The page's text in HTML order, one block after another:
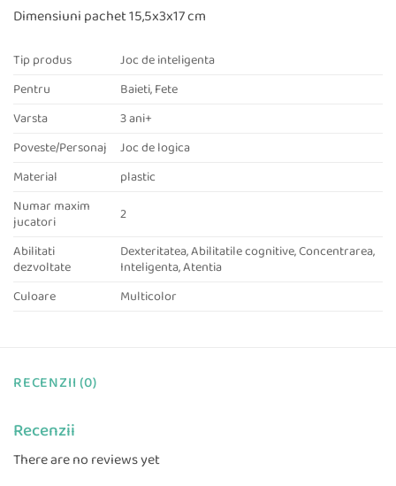
Dimensiuni pachet 15,5x3x17 cm
Tip produs
Joc de inteligenta
Pentru
Baieti, Fete
Varsta
3 ani+
Poveste/Personaj
Joc de logica
Material
plastic
Numar maxim
jucatori
2
Abilitati
dezvoltate
Dexteritatea, Abilitatile cognitive, Concentrarea,
Inteligenta, Atentia
Culoare
Multicolor
RECENZII (0)
Recenzii
There are no reviews yet